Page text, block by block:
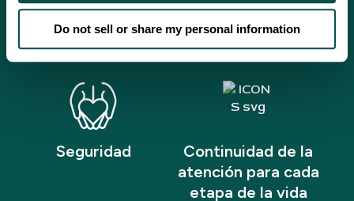
Do not sell or share my personal information
Personal capacitado
en materia cultural y
lingüística
Atención asequible
con tarifas de escala
móvil
Seguridad
Continuidad de la
atención para cada
etapa de la vida